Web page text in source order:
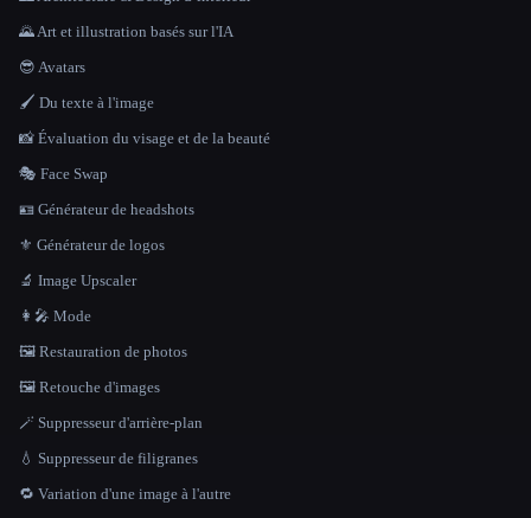
🌄 Art et illustration basés sur l'IA
😎 Avatars
🖌️ Du texte à l'image
📸 Évaluation du visage et de la beauté
🎭 Face Swap
🪪 Générateur de headshots
⚜️ Générateur de logos
🔬 Image Upscaler
👩‍🎤 Mode
🖼️ Restauration de photos
🖼️ Retouche d'images
🪄 Suppresseur d'arrière-plan
💧 Suppresseur de filigranes
🔁 Variation d'une image à l'autre